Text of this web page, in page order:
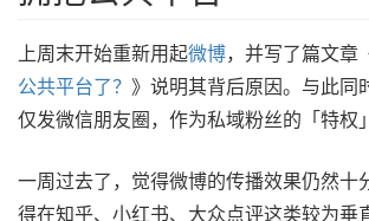
上周末开始重新用起微博，并写了篇文章
公共平台了？ 》说明其背后原因。与此同
仅发微信朋友圈，作为私域粉丝的「特权
一周过去了，觉得微博的传播效果仍然十
得在知乎、小红书、大众点评这类较为垂